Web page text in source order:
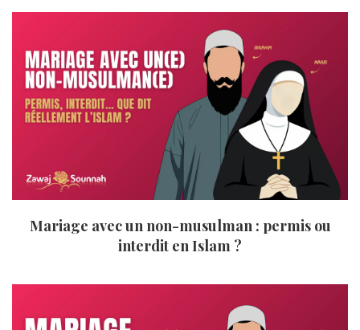
Mariage avec un non-musulman : permis ou
interdit en Islam ?